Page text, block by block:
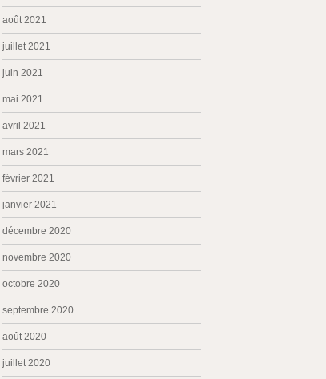
août 2021
juillet 2021
juin 2021
mai 2021
avril 2021
mars 2021
février 2021
janvier 2021
décembre 2020
novembre 2020
octobre 2020
septembre 2020
août 2020
juillet 2020